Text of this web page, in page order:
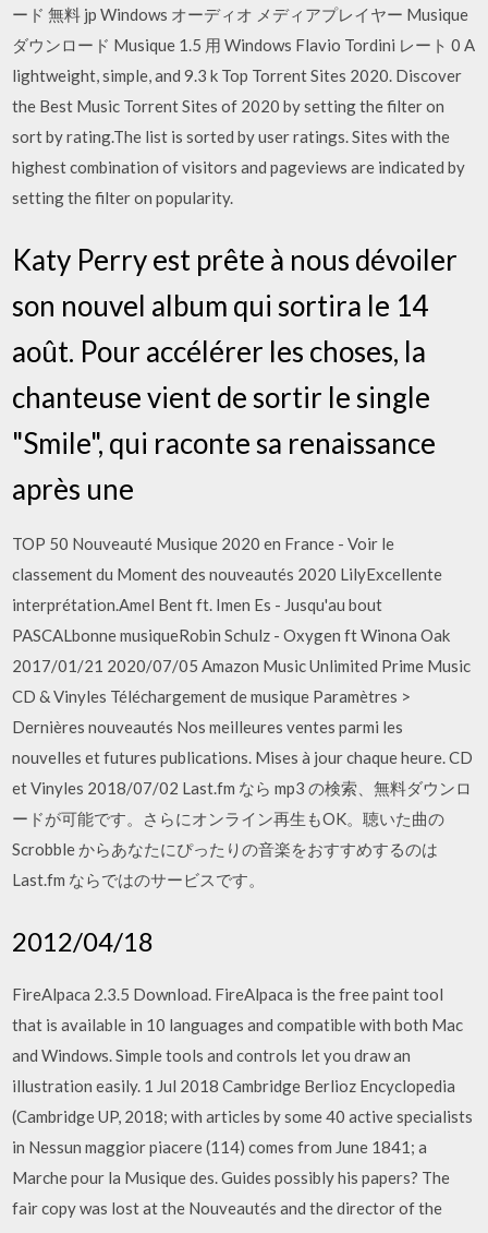
ード 無料 jp Windows オーディオ メディアプレイヤー Musique
ダウンロード Musique 1.5 用 Windows Flavio Tordini レート 0 A
lightweight, simple, and 9.3 k Top Torrent Sites 2020. Discover
the Best Music Torrent Sites of 2020 by setting the filter on
sort by rating.The list is sorted by user ratings. Sites with the
highest combination of visitors and pageviews are indicated by
setting the filter on popularity.
Katy Perry est prête à nous dévoiler
son nouvel album qui sortira le 14
août. Pour accélérer les choses, la
chanteuse vient de sortir le single
"Smile", qui raconte sa renaissance
après une
TOP 50 Nouveauté Musique 2020 en France - Voir le
classement du Moment des nouveautés 2020 LilyExcellente
interprétation.Amel Bent ft. Imen Es - Jusqu'au bout
PASCALbonne musiqueRobin Schulz - Oxygen ft Winona Oak
2017/01/21 2020/07/05 Amazon Music Unlimited Prime Music
CD & Vinyles Téléchargement de musique Paramètres >
Dernières nouveautés Nos meilleures ventes parmi les
nouvelles et futures publications. Mises à jour chaque heure. CD
et Vinyles 2018/07/02 Last.fm なら mp3 の検索、無料ダウンロ
ードが可能です。さらにオンライン再生もOK。聴いた曲の
Scrobble からあなたにぴったりの音楽をおすすめするのは
Last.fm ならではのサービスです。
2012/04/18
FireAlpaca 2.3.5 Download. FireAlpaca is the free paint tool
that is available in 10 languages and compatible with both Mac
and Windows. Simple tools and controls let you draw an
illustration easily. 1 Jul 2018 Cambridge Berlioz Encyclopedia
(Cambridge UP, 2018; with articles by some 40 active specialists
in Nessun maggior piacere (114) comes from June 1841; a
Marche pour la Musique des. Guides possibly his papers? The
fair copy was lost at the Nouveautés and the director of the